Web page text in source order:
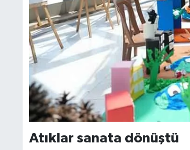
Atıklar sanata dönüştü